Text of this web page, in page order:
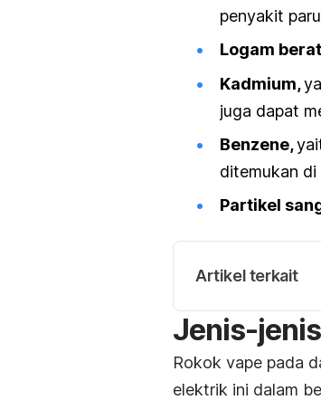
penyakit
Logam berat
Kadmium,
juga dapat
Benzene,
ditemukan
Partikel
Artikel terkait
Jenis-
Rokok vape pada
elektrik ini dalam